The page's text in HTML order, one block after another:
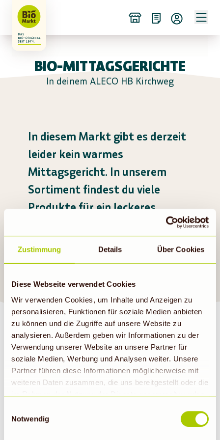
Zustimmung Details Über Cookies
Diese Webseite verwendet Cookies
Wir verwenden Cookies, um Inhalte und Anzeigen zu
personalisieren, Funktionen für soziale Medien anbieten
zu können und die Zugriffe auf unsere Website zu
analysieren. Außerdem geben wir Informationen zu der
Verwendung unserer Website an unsere Partner für
soziale Medien, Werbung und Analysen weiter. Unsere
Partner führen diese Informationen möglicherweise mit
weiteren Daten zusammen, die uns bereitgestellt oder die
im Rahmen der Nutzung der Dienste gesammelt wurden.
erhobenen Daten in den USA durch Google: Unsere
Notwendig
BIO-MITTAGSGERICHTE
In deinem ALECO HB Kirchweg
In diesem Markt gibt es derzeit
leider kein warmes
Mittagsgericht. In unserem
Sortiment findest du viele
Produkte für ein leckeres
findest du auch in unseren
aktuellen Angeboten.
Guten Appetit!
BIOMARKT NEWSLETTER
E-Mail Abonnieren